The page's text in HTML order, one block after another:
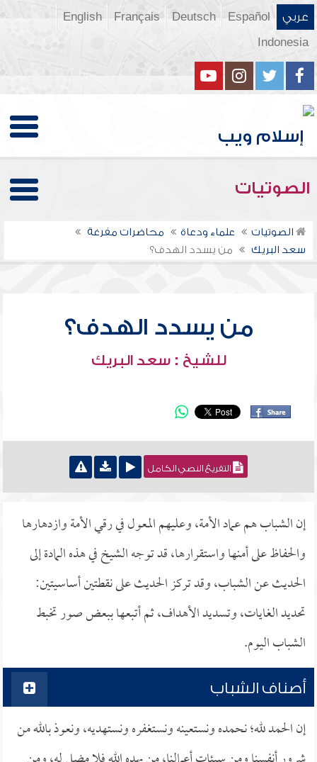
عربي Español
Deutsch
Français
English
Indonesia
الصوتيات
الصوتيات علماء ودعاة
محاضرات مفرغة
سعد البريك
من يسدد الهدف؟
من يسدد الهدف؟
للشيخ : سعد البريك
التفريغ النصي الكامل
إن الشباب هم عماد الأمة، وعليهم المعول في رقي الأمة وازدهارها
والحفاظ على أمنها واستقرارها، قد توجه الشيخ في هذه المادة إلى
الحديث عن الشباب، وقد تركز الحديث على نقطتين أساسيتين:
تحديد الغايات، وتسديد الأهداف، ثم أتبعها ببعض صور تخبط
الشباب اليوم.
أصناف الشباب
إن الحمد لله؛ نحمده ونستعينه ونستغفره ونستهديه، ونعوذ بالله من